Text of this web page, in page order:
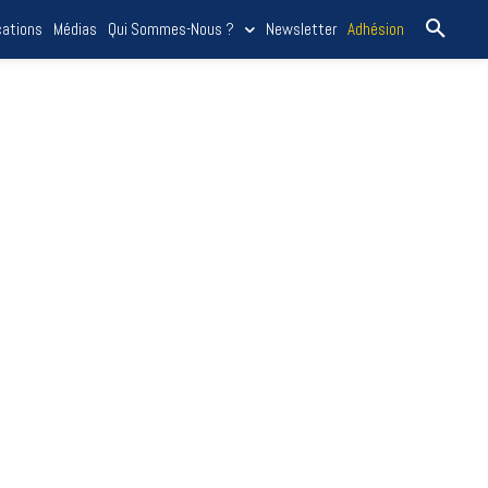
Médias Qui Sommes-Nous ? Newsletter Adhésion